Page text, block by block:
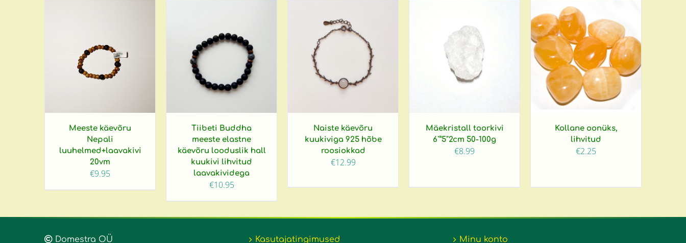
Meeste käevõru
Nepali
luuhelmed+laavakivi
20vm
€9.95
Tiibeti Buddha
meeste elastne
käevõru looduslik hall
kuukivi lihvitud
laavakividega
€10.95
Naiste käevõru
kuukiviga 925 hõbe
roosiokkad
€12.99
Mäekristall toorkivi
6`”5″2cm 50-100g
€8.99
Kollane oonüks,
lihvitud
€2.25
Domestra OÜ Kasutajatingimused Minu konto